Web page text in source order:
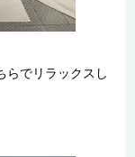
らでリラックスし